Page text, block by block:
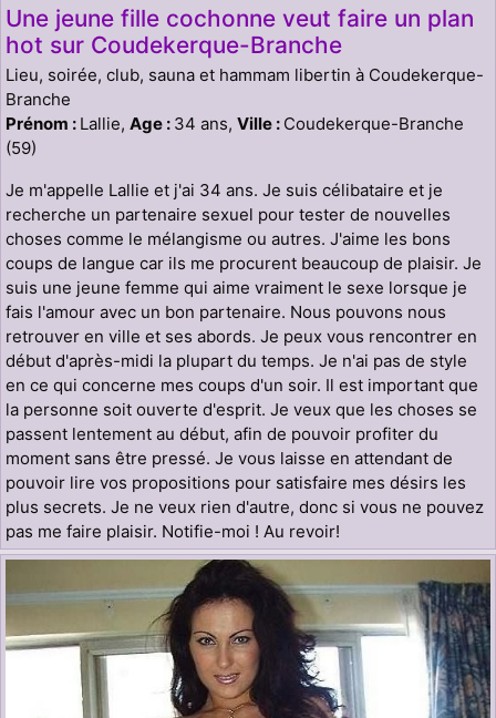
Une jeune fille cochonne veut faire un plan
hot sur Coudekerque-Branche
Lieu, soirée, club, sauna et hammam libertin à Coudekerque-
Branche
Prénom : Lallie, Age : 34 ans, Ville : Coudekerque-Branche
(59)
Je m'appelle Lallie et j'ai 34 ans. Je suis célibataire et je
recherche un partenaire sexuel pour tester de nouvelles
choses comme le mélangisme ou autres. J'aime les bons
coups de langue car ils me procurent beaucoup de plaisir. Je
suis une jeune femme qui aime vraiment le sexe lorsque je
fais l'amour avec un bon partenaire. Nous pouvons nous
retrouver en ville et ses abords. Je peux vous rencontrer en
début d'après-midi la plupart du temps. Je n'ai pas de style
en ce qui concerne mes coups d'un soir. Il est important que
la personne soit ouverte d'esprit. Je veux que les choses se
passent lentement au début, afin de pouvoir profiter du
moment sans être pressé. Je vous laisse en attendant de
pouvoir lire vos propositions pour satisfaire mes désirs les
plus secrets. Je ne veux rien d'autre, donc si vous ne pouvez
pas me faire plaisir. Notifie-moi ! Au revoir!